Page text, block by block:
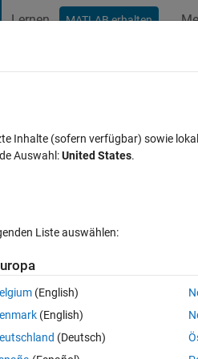
Lernen MATLAB erhalten
Document that appears to be
returns 3. I guess I will need to
Inhalte (sofern verfügbar) sowie
Auswahl:United States.
Liste auswählen:
(English)
(English)
(Deutsch)